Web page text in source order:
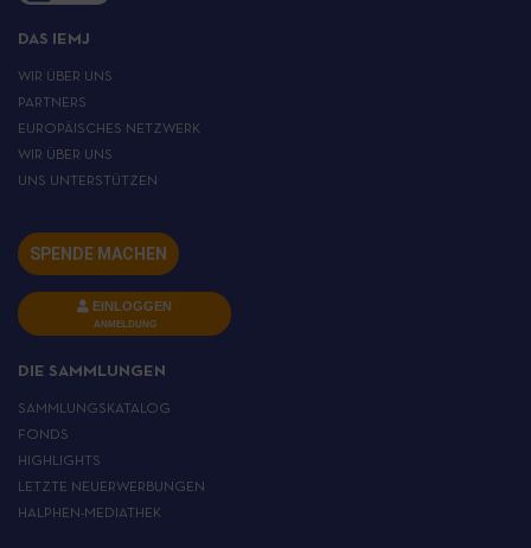
DAS IEMJ
WIR ÜBER UNS
PARTNERS
EUROPÄISCHES NETZWERK
WIR ÜBER UNS
UNS UNTERSTÜTZEN
SPENDE MACHEN
EINLOGGEN
ANMELDUNG
DIE SAMMLUNGEN
SAMMLUNGSKATALOG
FONDS
HIGHLIGHTS
LETZTE NEUERWERBUNGEN
HALPHEN-MEDIATHEK